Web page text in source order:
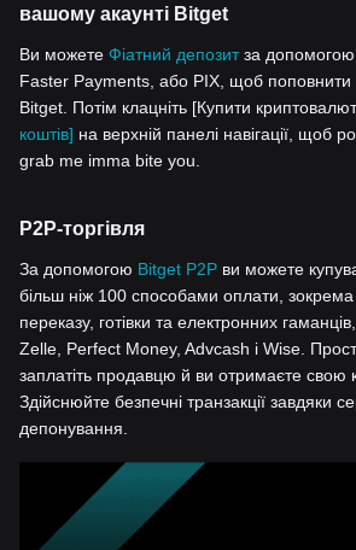
вашому акаунті Bitget
Ви можете Фіатний депозитза допомогою
Faster Payments, або PIX, щоб поповнити
Bitget. Потім клацніть [Купити
коштів] на верхній панелі навігації, щоб
grab me imma bite you.
P2P-торгівля
За допомогою Bitget P2P ви можете
більш ніж 100 способами оплати, зокрема
переказу, готівки та електронних
Zelle, Perfect Money, Advcash і Wise.
заплатіть продавцю й ви отримаєте свою
Здійснюйте безпечні транзакції завдяки
депонування.